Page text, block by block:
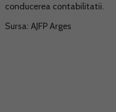
conducerea contabilitatii.
Sursa: AJFP Arges